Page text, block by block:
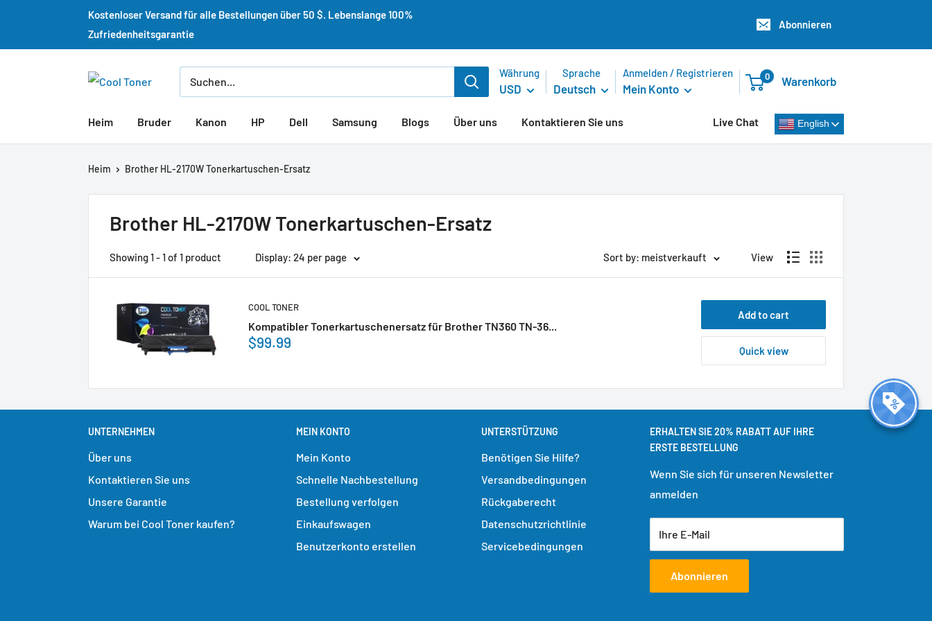
Kostenloser Versand für alle Bestellungen über 50 $. Lebenslange 100%
Zufriedenheitsgarantie
Abonnieren
Währung
USD
Sprache
Deutsch
Anmelden / Registrieren
Mein Konto
0 Warenkorb
Heim Bruder Kanon HP Dell Samsung Blogs Über uns Kontaktieren Sie uns Live Chat English
Heim Brother HL-2170W Tonerkartuschen-Ersatz
Brother HL-2170W Tonerkartuschen-Ersatz
Showing 1 - 1 of 1 product Display: 24 per page Sort by: meistverkauft View
COOL TONER
Kompatibler Tonerkartuschenersatz für Brother TN360 TN-36...
$99.99
Add to cart
Quick view
UNTERNEHMEN
Über uns
Kontaktieren Sie uns
Unsere Garantie
Warum bei Cool Toner kaufen?
MEIN KONTO
Mein Konto
Schnelle Nachbestellung
Bestellung verfolgen
Einkaufswagen
Benutzerkonto erstellen
UNTERSTÜTZUNG
Benötigen Sie Hilfe?
Versandbedingungen
Rückgaberecht
Datenschutzrichtlinie
Servicebedingungen
ERHALTEN SIE 20% RABATT AUF IHRE
ERSTE BESTELLUNG
Wenn Sie sich für unseren Newsletter
anmelden
Ihre E-Mail
Abonnieren